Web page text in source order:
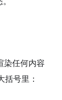
染任何内容
号里：